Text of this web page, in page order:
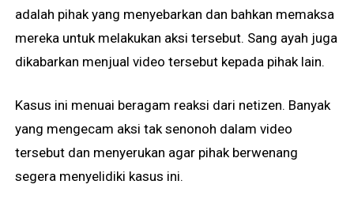
adalah pihak yang menyebarkan dan bahkan memaksa
mereka untuk melakukan aksi tersebut. Sang ayah juga
dikabarkan menjual video tersebut kepada pihak lain.
Kasus ini menuai beragam reaksi dari netizen. Banyak
yang mengecam aksi tak senonoh dalam video
tersebut dan menyerukan agar pihak berwenang
segera menyelidiki kasus ini.